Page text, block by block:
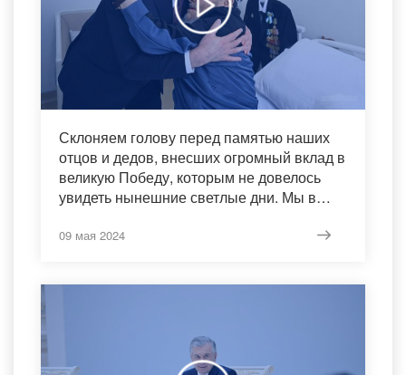
Склоняем голову перед памятью наших
отцов и дедов, внесших огромный вклад в
великую Победу, которым не довелось
увидеть нынешние светлые дни. Мы в
войны и трудового фронта.
09 мая 2024